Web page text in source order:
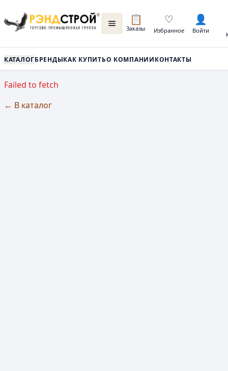
📋
Заказы
♡
Избранное
👤
Войти
КАТАЛОГБРЕНДЫКАК КУПИТЬО КОМПАНИИКОНТАКТЫ
Failed to fetch
← В каталог